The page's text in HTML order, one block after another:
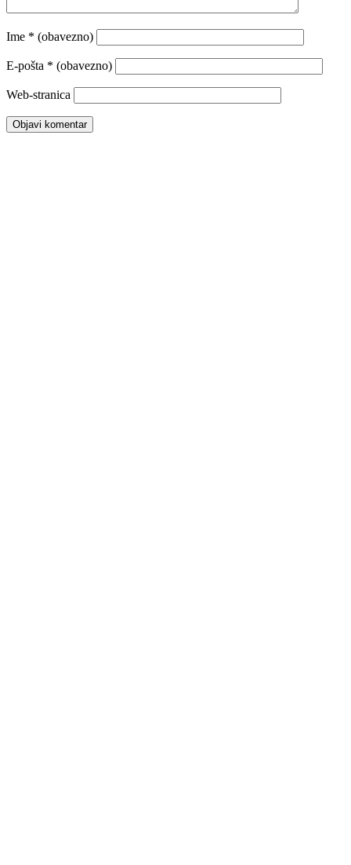
Ime * (obavezno)
E-pošta * (obavezno)
Web-stranica